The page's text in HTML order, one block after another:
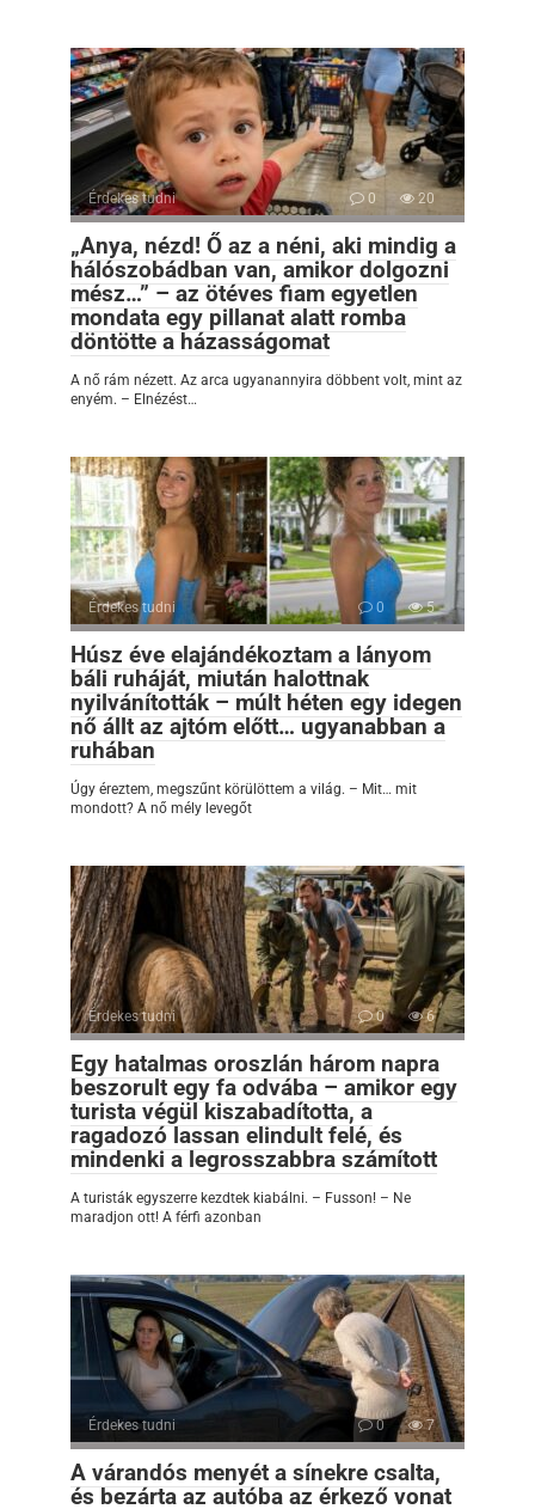
Érdekes tudni 0 20
„Anya, nézd! Ő az a néni, aki mindig a
hálószobádban van, amikor dolgozni
mész…” – az ötéves fiam egyetlen
mondata egy pillanat alatt romba
döntötte a házasságomat
A nő rám nézett. Az arca ugyanannyira döbbent volt, mint az
enyém. – Elnézést…
Érdekes tudni 0 5
Húsz éve elajándékoztam a lányom
báli ruháját, miután halottnak
nyilvánították – múlt héten egy idegen
nő állt az ajtóm előtt… ugyanabban a
ruhában
Úgy éreztem, megszűnt körülöttem a világ. – Mit… mit
mondott? A nő mély levegőt
Érdekes tudni 0 6
Egy hatalmas oroszlán három napra
beszorult egy fa odvába – amikor egy
turista végül kiszabadította, a
ragadozó lassan elindult felé, és
mindenki a legrosszabbra számított
A turisták egyszerre kezdtek kiabálni. – Fusson! – Ne
maradjon ott! A férfi azonban
Érdekes tudni 0 7
A várandós menyét a sínekre csalta,
és bezárta az autóba az érkező vonat